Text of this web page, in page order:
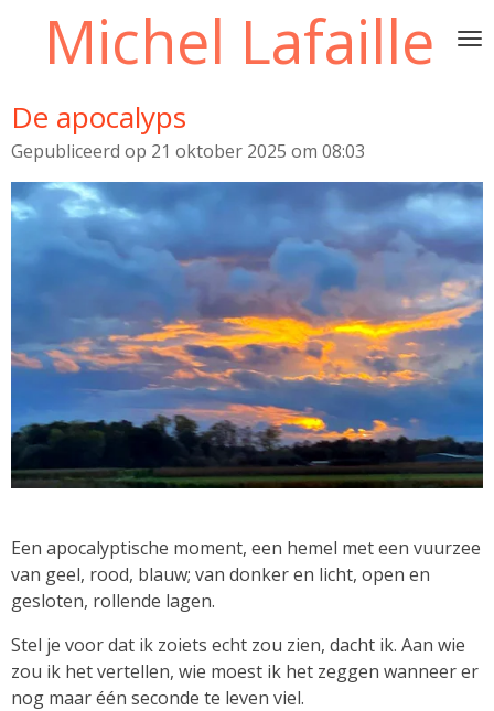
hoofdinhoud
Michel Lafaille
De apocalyps
Gepubliceerd op 21 oktober 2025 om 08:03
Een apocalyptische moment, een hemel met een vuurzee
van geel, rood, blauw; van donker en licht, open en
gesloten, rollende lagen.
Stel je voor dat ik zoiets echt zou zien, dacht ik. Aan wie
zou ik het vertellen, wie moest ik het zeggen wanneer er
nog maar één seconde te leven viel.